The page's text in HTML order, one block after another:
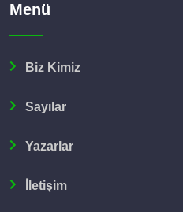
Menü
Biz Kimiz
Sayılar
Yazarlar
İletişim